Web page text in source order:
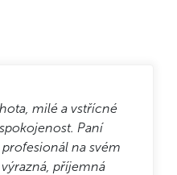
milé a vstřícné
Paní
na svém
příjemná